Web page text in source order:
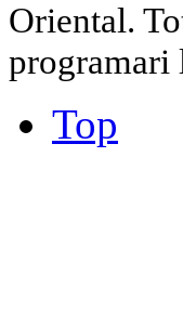
Oriental.
Top